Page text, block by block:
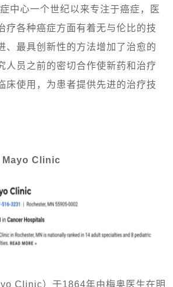
中心一个世纪以来专注于癌症，医
疗各种癌症方面有着无与伦比的技
、最具创新性的方法增加了治愈的
人员之前的密切合作使新药和治疗
床使用，为患者提供先进的治疗技
Mayo Clinic
Clinic）于1864年由梅奥医生在明